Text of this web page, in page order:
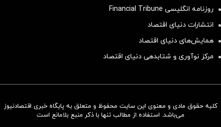
سرمایه‌گذاری همسنگ با شاخص
روزنامه انگلیسی Financial Tribune
انتشارات دنیای اقتصاد
همایش‌های دنیای اقتصاد
مرکز نوآوری و شتابدهی دنیای اقتصاد
کلیه حقوق مادی و معنوی این سایت محفوظ و متعلق به پایگاه خبری اقتصادنیوز
می‌باشد. استفاده از مطالب تنها با ذکر منبع بلامانع است